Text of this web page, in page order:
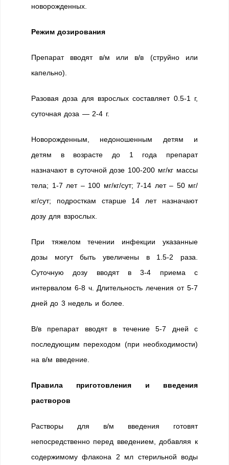
новорожденных.
Режим дозирования
Препарат вводят в/м или в/в (струйно или
капельно).
Разовая доза для взрослых составляет 0.5-1 г,
суточная доза — 2-4 г.
Новорожденным, недоношенным детям и
детям в возрасте до 1 года препарат
назначают в суточной дозе 100-200 мг/кг массы
тела; 1-7 лет – 100 мг/кг/сут; 7-14 лет – 50 мг/
кг/сут; подросткам старше 14 лет назначают
дозу для взрослых.
При тяжелом течении инфекции указанные
дозы могут быть увеличены в 1.5-2 раза.
Суточную дозу вводят в 3-4 приема с
интервалом 6-8 ч. Длительность лечения от 5-7
дней до 3 недель и более.
В/в препарат вводят в течение 5-7 дней с
последующим переходом (при необходимости)
на в/м введение.
Правила приготовления и введения
растворов
Растворы для в/м введения готовят
непосредственно перед введением, добавляя к
содержимому флакона 2 мл стерильной воды